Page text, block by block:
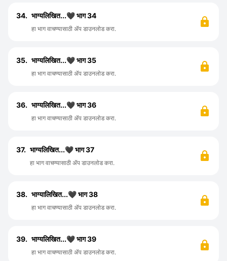
34. भाग्यलिखित...🖤 भाग 34
हा भाग वाचण्यासाठी ॲप डाउनलोड करा.
35. भाग्यलिखित...🖤 भाग 35
हा भाग वाचण्यासाठी ॲप डाउनलोड करा.
36. भाग्यलिखित...🖤 भाग 36
हा भाग वाचण्यासाठी ॲप डाउनलोड करा.
37. भाग्यलिखित...🖤 भाग 37
हा भाग वाचण्यासाठी ॲप डाउनलोड करा.
38. भाग्यालिखित...🖤 भाग 38
हा भाग वाचण्यासाठी ॲप डाउनलोड करा.
39. भाग्यलिखित...🖤 भाग 39
हा भाग वाचण्यासाठी ॲप डाउनलोड करा.